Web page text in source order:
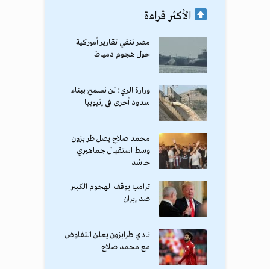
الأكثر قراءة
مصر تنفي تقارير أميركية
حول هجوم دمياط
وزارة الري: لن نسمح ببناء
سدود أخرى في إثيوبيا
محمد صلاح يصل طرابزون
وسط استقبال جماهيري
حاشد
ترامب يوقف الهجوم الكبير
ضد إيران
نادي طرابزون يعلن التفاوض
مع محمد صلاح